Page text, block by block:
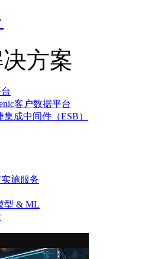
方案
客户数据平台
成中间件（ESB）
施服务
型 & ML